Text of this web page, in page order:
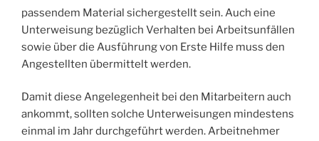
passendem Material sichergestellt sein. Auch eine
Unterweisung bezüglich Verhalten bei Arbeitsunfällen
sowie über die Ausführung von Erste Hilfe muss den
Angestellten übermittelt werden.
Damit diese Angelegenheit bei den Mitarbeitern auch
ankommt, sollten solche Unterweisungen mindestens
einmal im Jahr durchgeführt werden. Arbeitnehmer